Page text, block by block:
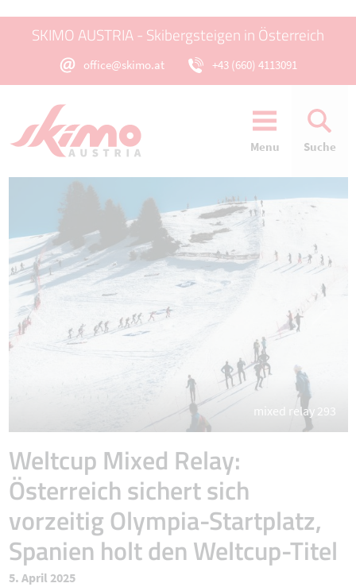
SKIMO AUSTRIA - Skibergsteigen in Österreich
office@skimo.at +43 (660) 4113091
Menu Suche
mixed relay 293
Weltcup Mixed Relay:
Österreich sichert sich
vorzeitig Olympia-Startplatz,
Spanien holt den Weltcup-Titel
5. April 2025